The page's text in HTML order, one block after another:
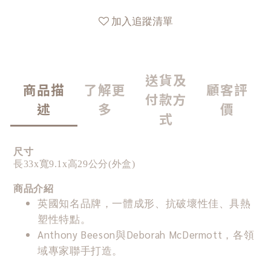
加入追蹤清單
商品描
述
了解更
多
送貨及
付款方
式
顧客評
價
尺寸
長33x寬9.1x高29公分(外盒)
商品介紹
英國知名品牌，一體成形、抗破壞性佳、具熱
塑性特點。
Anthony Beeson與Deborah McDermott，各領
域專家聯手打造。